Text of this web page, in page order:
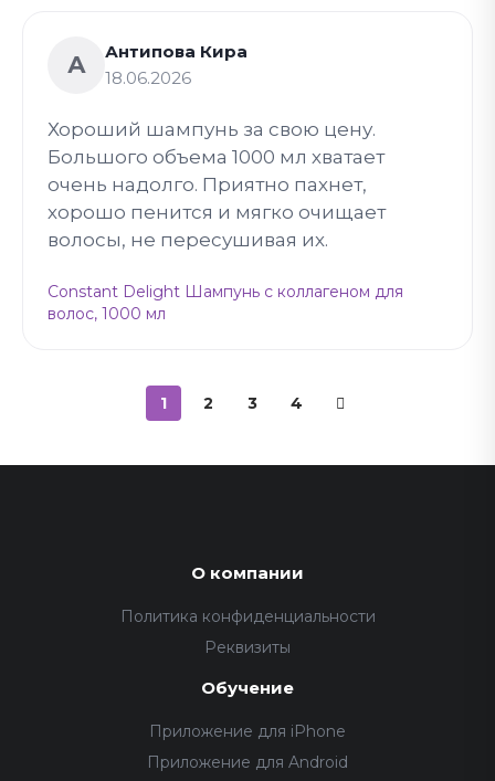
А
Антипова Кира
18.06.2026
Хороший шампунь за свою цену.
Большого объема 1000 мл хватает
очень надолго. Приятно пахнет,
хорошо пенится и мягко очищает
волосы, не пересушивая их.
Constant Delight Шампунь с коллагеном для
волос, 1000 мл
1 2 3 4
О компании
Политика конфиденциальности
Реквизиты
Обучение
Приложение для iPhone
Приложение для Android